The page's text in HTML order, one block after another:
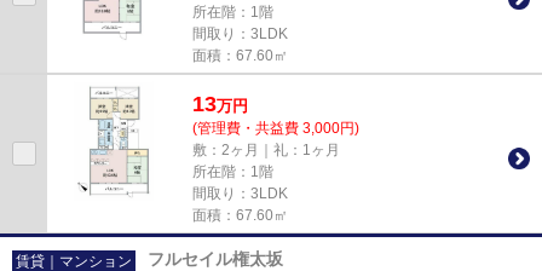
所在階：1階
間取り：3LDK
面積：67.60㎡
13万円
(管理費・共益費 3,000円)
敷：2ヶ月｜礼：1ヶ月
所在階：1階
間取り：3LDK
面積：67.60㎡
賃貸｜マンション フルセイル権太坂